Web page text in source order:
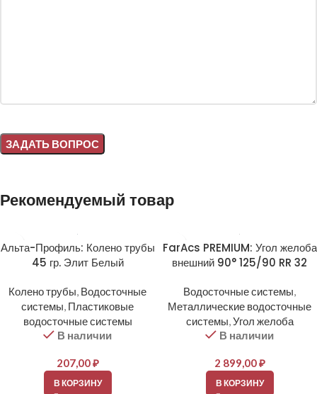
Рекомендуемый товар
Альта-Профиль: Колено трубы
45 гр. Элит Белый
Колено трубы, Водосточные
системы, Пластиковые
водосточные системы
В наличии
207,00₽
В КОРЗИНУ
FarAcs PREMIUM: Угол желоба
внешний 90° 125/90 RR 32
Водосточные системы,
Металлические водосточные
системы,Угол желоба
В наличии
2 899,00₽
В КОРЗИНУ